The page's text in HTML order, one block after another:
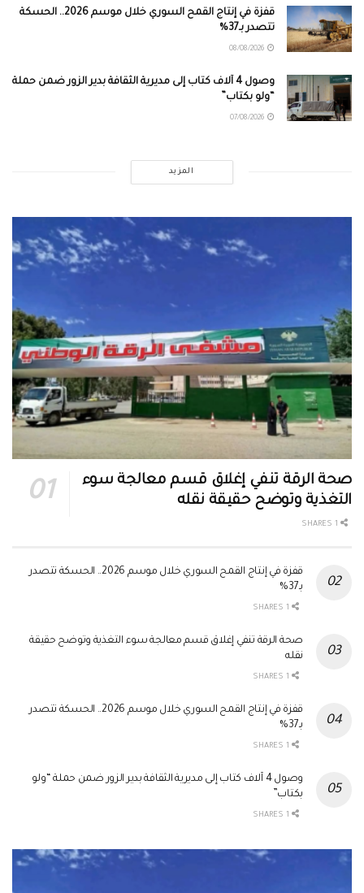
قفزة في إنتاج القمح السوري خلال موسم 2026.. الحسكة
تتصدر بـ37%
وصول 4 آلاف كتاب إلى مديرية الثقافة بدير الزور ضمن حملة
“ولو بكتاب”
المزيد
صحة الرقة تنفي إغلاق قسم معالجة سوء
التغذية وتوضح حقيقة نقله
قفزة في إنتاج القمح السوري خلال موسم 2026.. الحسكة تتصدر
بـ37%
صحة الرقة تنفي إغلاق قسم معالجة سوء التغذية وتوضح حقيقة
نقله
قفزة في إنتاج القمح السوري خلال موسم 2026.. الحسكة تتصدر
بـ37%
وصول 4 آلاف كتاب إلى مديرية الثقافة بدير الزور ضمن حملة “ولو
بكتاب”